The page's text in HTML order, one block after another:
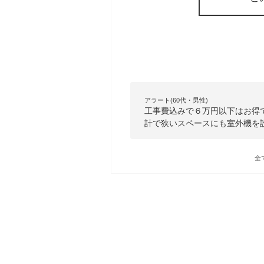
アラート(60代・男性)
工事費込みで６万円以下はお
計で狭いスペースにも室外機を
全